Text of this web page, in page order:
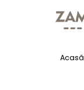
Acasă
Înapoi
cumpărături
Înapoi
cumpărături